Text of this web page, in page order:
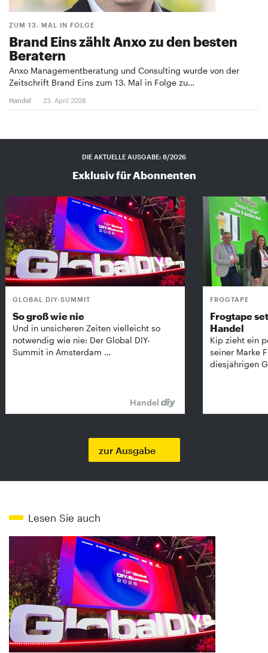
ZUM 13. MAL IN FOLGE
Brand Eins zählt Anxo zu den besten
Beratern
Anxo Managementberatung und Consulting wurde von der
Zeitschrift Brand Eins zum 13. Mal in Folge zu…
Handel 23. April 2026
DIE AKTUELLE AUSGABE: 8/2026
Exklusiv für Abonnenten
GLOBAL DIY-SUMMIT
So groß wie nie
Und in unsicheren Zeiten vielleicht so
notwendig wie nie: Der Global DIY-
Summit in Amsterdam …
Handel
FROGTAPE
Frogtape
Handel
Kip zieht ein
seiner Marke
diesjährigen
zur Ausgabe
Lesen Sie auch